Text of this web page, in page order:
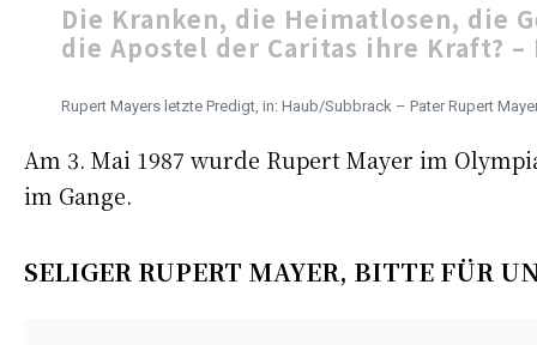
Die Kranken, die Heimatlosen, die
die Apostel der Caritas ihre Kraft?
Rupert Mayers letzte Predigt, in: Haub/Subbrack – Pater Rupert
Am 3. Mai 1987 wurde Rupert Mayer im
im Gange.
SELIGER RUPERT MAYER, BITTE FÜR